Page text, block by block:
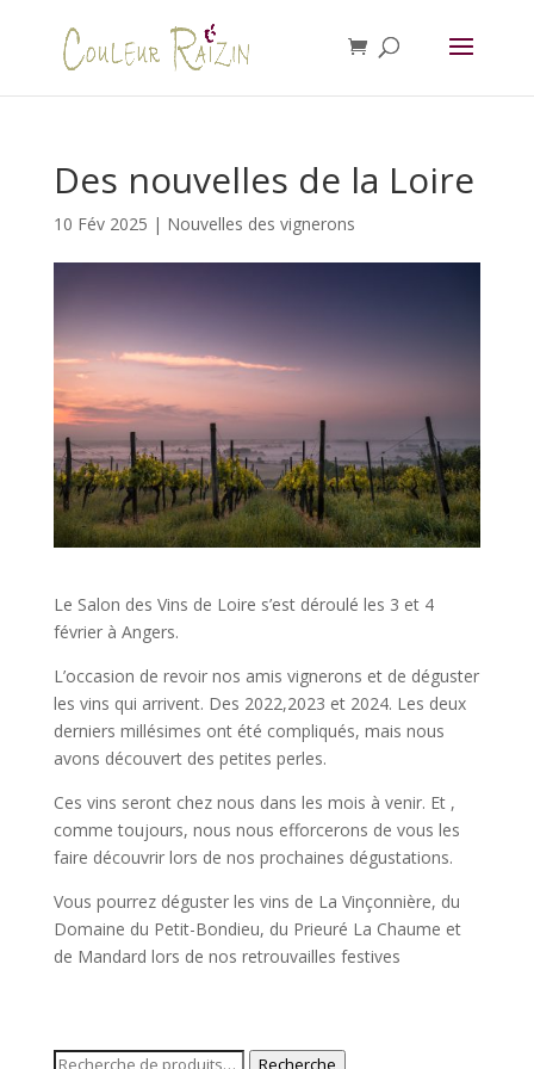
Des nouvelles de la Loire
10 Fév 2025 | Nouvelles des vignerons
Le Salon des Vins de Loire s’est déroulé les 3 et 4
février à Angers.
L’occasion de revoir nos amis vignerons et de déguster
les vins qui arrivent. Des 2022,2023 et 2024. Les deux
derniers millésimes ont été compliqués, mais nous
avons découvert des petites perles.
Ces vins seront chez nous dans les mois à venir. Et ,
comme toujours, nous nous efforcerons de vous les
faire découvrir lors de nos prochaines dégustations.
Vous pourrez déguster les vins de La Vinçonnière, du
Domaine du Petit-Bondieu, du Prieuré La Chaume et
de Mandard lors de nos retrouvailles festives
Recherche Recherche